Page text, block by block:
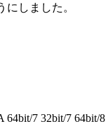
ました。
7 32bit/7 64bit/8